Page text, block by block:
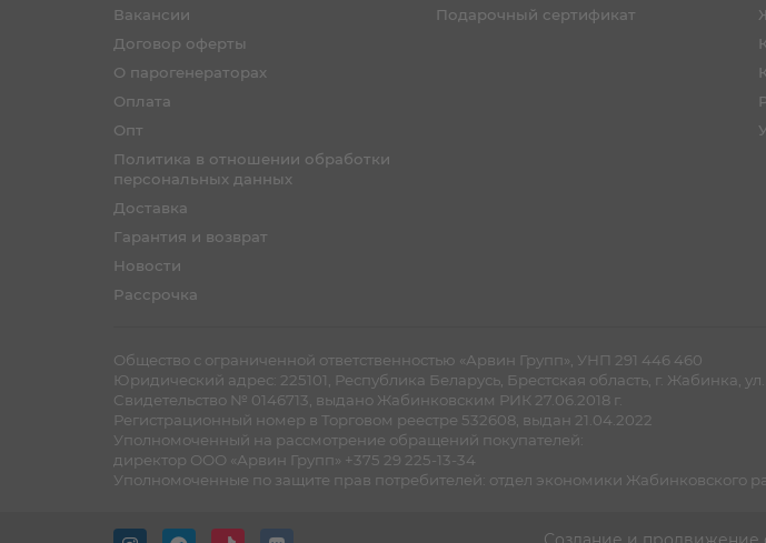
Вакансии
Договор оферты
О парогенераторах
Оплата
Опт
Политика в отношении обработки
персональных данных
Доставка
Гарантия и возврат
Новости
Рассрочка
Подарочный сертификат
Общество с ограниченной ответственностью «Арвин Групп», УНП 291 446 460
Юридический адрес: 225101, Республика Беларусь, Брестская область, г. Жабинка, ул.
Cвидетельство № 0146713, выдано Жабинковским РИК 27.06.2018 г.
Регистрационный номер в Торговом реестре 532608, выдан 21.04.2022
Уполномоченный на рассмотрение обращений покупателей:
директор ООО «Арвин Групп» +375 29 225-13-34
Уполномоченные по защите прав потребителей: отдел экономики Жабинковского